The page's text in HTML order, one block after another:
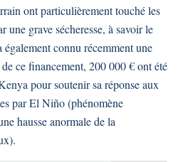
ont particulièrement touché les
une grave sécheresse, à savoir le
connu récemment une
ce financement, 200 000 € ont été
pour soutenir sa réponse aux
par El Niño (phénomène
hausse anormale de la